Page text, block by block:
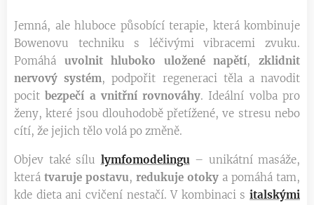
Jemná, ale hluboce působící terapie, která kombinuje
Bowenovu techniku s léčivými vibracemi zvuku.
Pomáhá uvolnit hluboko uložené napětí,zklidnit
nervový systém, podpořit regeneraci těla a navodit
pocitbezpečí a vnitřní rovnováhy. Ideální volba pro
ženy, které jsou dlouhodobě přetížené, ve stresu nebo
cítí, že jejich tělo volá po změně.
Objev také sílu lymfomodelingu– unikátní masáže,
která tvaruje postavu, redukuje otoky a pomáhá tam,
kde dieta ani cvičení nestačí. V kombinaci s italskými